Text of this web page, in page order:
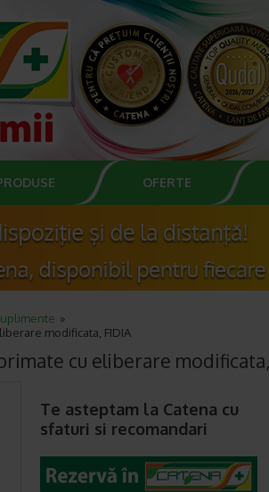
OFERTE
modificata, FIDIA
cu eliberare
Te asteptam la Catena cu
sfaturi si recomandari